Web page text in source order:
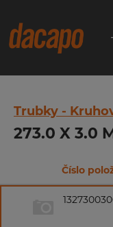
Trubky -
273.0 X 3.0
Číslo